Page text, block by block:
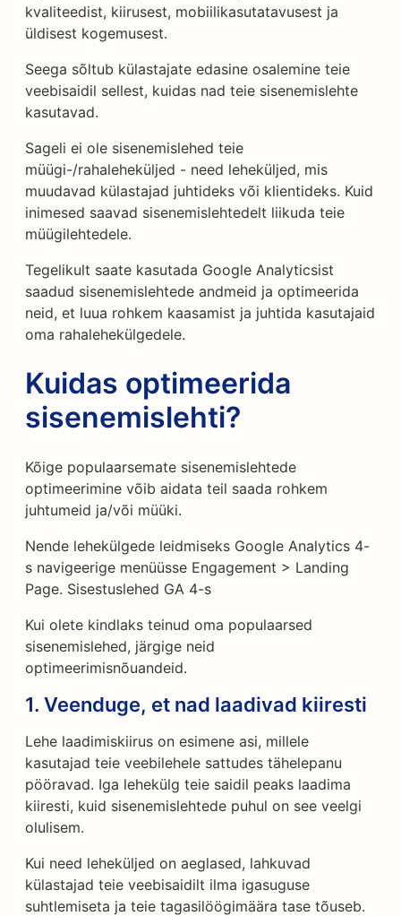
kvaliteedist, kiirusest, mobiilikasutatavusest ja
üldisest kogemusest.
Seega sõltub külastajate edasine osalemine teie
veebisaidil sellest, kuidas nad teie sisenemislehte
kasutavad.
Sageli ei ole sisenemislehed teie
müügi-/rahaleheküljed - need leheküljed, mis
muudavad külastajad juhtideks või klientideks. Kuid
inimesed saavad sisenemislehtedelt liikuda teie
müügilehtedele.
Tegelikult saate kasutada Google Analyticsist
saadud sisenemislehtede andmeid ja optimeerida
neid, et luua rohkem kaasamist ja juhtida kasutajaid
oma rahalehekülgedele.
Kuidas optimeerida
sisenemislehti?
Kõige populaarsemate sisenemislehtede
optimeerimine võib aidata teil saada rohkem
juhtumeid ja/või müüki.
Nende lehekülgede leidmiseks Google Analytics 4-
s navigeerige menüüsse Engagement > Landing
Page. Sisestuslehed GA 4-s
Kui olete kindlaks teinud oma populaarsed
sisenemislehed, järgige neid
optimeerimisnõuandeid.
1. Veenduge, et nad laadivad kiiresti
Lehe laadimiskiirus on esimene asi, millele
kasutajad teie veebilehele sattudes tähelepanu
pööravad. Iga lehekülg teie saidil peaks laadima
kiiresti, kuid sisenemislehtede puhul on see veelgi
olulisem.
Kui need leheküljed on aeglased, lahkuvad
külastajad teie veebisaidilt ilma igasuguse
suhtlemiseta ja teie tagasilöögimäära tase tõuseb.